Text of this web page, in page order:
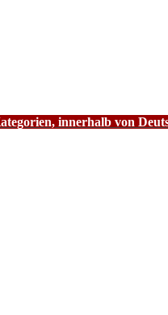
innerhalb von